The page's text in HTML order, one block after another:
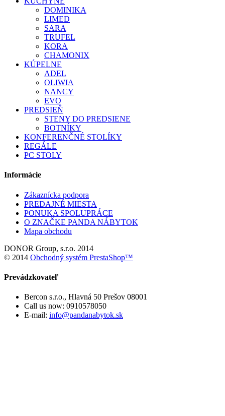
DOMINIKA
LIMED
SARA
TRUFEL
KORA
CHAMONIX
KÚPELNE
ADEL
OLIWIA
NANCY
EVO
PREDSIEŇ
STENY DO PREDSIENE
BOTNÍKY
KONFERENČNÉ STOLÍKY
REGÁLE
PC STOLY
Informácie
Zákaznícka podpora
PREDAJNÉ MIESTA
PONUKA SPOLUPRÁCE
O ZNAČKE PANDA NÁBYTOK
Mapa obchodu
DONOR Group, s.r.o. 2014
© 2014 Obchodný systém PrestaShop™
Prevádzkovateľ
Bercon s.r.o., Hlavná 50 Prešov 08001
Call us now: 0910578050
E-mail: info@pandanabytok.sk